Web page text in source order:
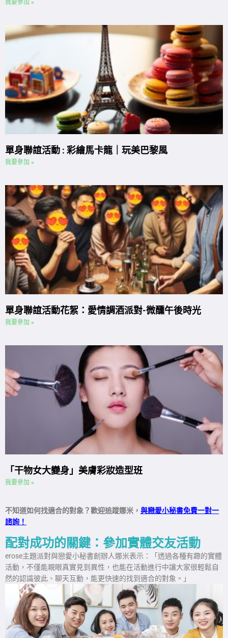
我要參加 »
單身聯誼活動 : 彩繪馬卡龍｜玩美巴黎風
我要參加 »
單身聯誼活動花絮：愛情調酒派對-微醺午後時光
我要參加 »
「干物女大變身」美膚彩妝造型班
我要參加 »
不知道如何找適合的對象？歡迎追蹤娜米， 與戀愛小秘書免費一對一
諮詢！
配對成功的關鍵：參加實體交友活動
erose主題派對與戀愛小秘書創辦人娜米表示：「透過各種有趣的實體
活動，不僅能親眼真實見到異性，也能在活動進行中讓大家很輕鬆自
然的認識彼此、聊天互動，能更快速的找到適合的對象。」